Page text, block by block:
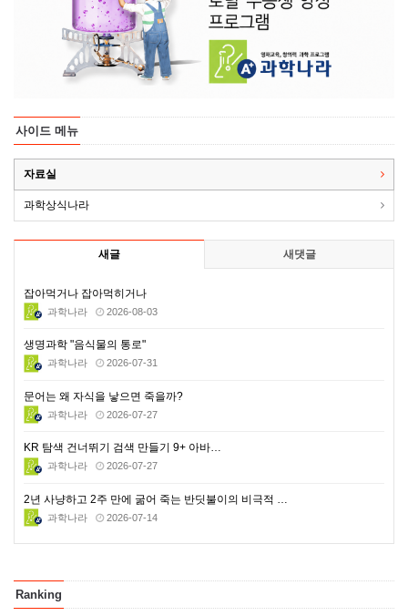
사이드 메뉴
자료실
과학상식나라
새글 새댓글
잡아먹거나 잡아먹히거나
과학나라 2026-08-03
생명과학 "음식물의 통로"
과학나라 2026-07-31
문어는 왜 자식을 낳으면 죽을까?
과학나라 2026-07-27
KR 탐색 건너뛰기 검색 만들기 9+ 아바…
과학나라 2026-07-27
2년 사냥하고 2주 만에 굶어 죽는 반딧불이의 비극적 …
과학나라 2026-07-14
Ranking